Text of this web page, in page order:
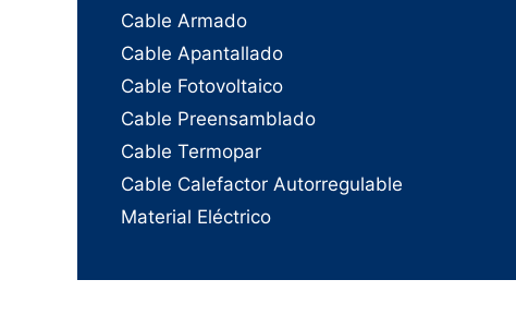
Cable Armado
Cable Apantallado
Cable Fotovoltaico
Cable Preensamblado
Cable Termopar
Cable Calefactor Autorregulable
Material Eléctrico